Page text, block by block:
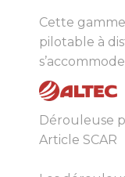
Cette
pilotable à
Dérouleuse
Article SCAR